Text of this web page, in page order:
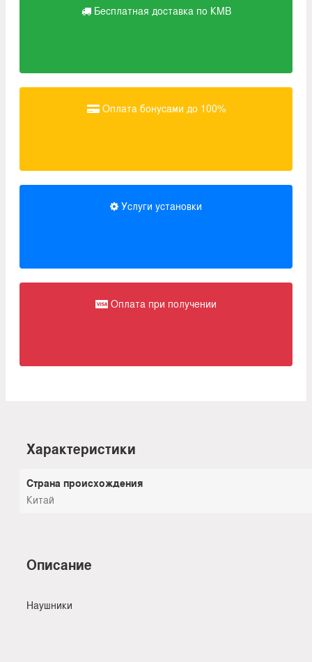
Бесплатная доставка по КМВ
Оплата бонусами до 100%
Услуги установки
Оплата при получении
Характеристики
Страна происхождения
Китай
Описание
Наушники